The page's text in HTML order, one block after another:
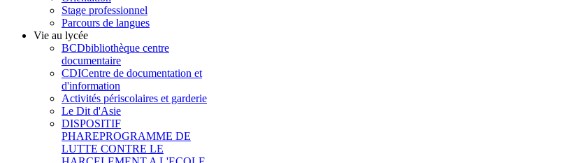
Stage professionnel
Parcours de langues
Vie au lycée
BCDbibliothèque centre
documentaire
CDICentre de documentation et
d'information
Activités périscolaires et garderie
Le Dit d'Asie
DISPOSITIF
PHAREPROGRAMME DE
LUTTE CONTRE LE